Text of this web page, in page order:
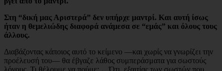
Στη “δική μας Αριστερά” δεν υπήρχε μαντρί. Και αυτή ίσως
ήταν η θεμελιώδης διαφορά ανάμεσα σε “εμάς” και όλους τους
άλλους.
Διαβάζοντας κάποιος αυτό το κείμενο —και χωρίς να γνωρίζει την
προέλευσή του— θα έβγαζε λάθος συμπεράσματα για σωστούς
λόγους. Τι θέλουμε να πούμε; …Ότι, εξαιτίας των σωστών που